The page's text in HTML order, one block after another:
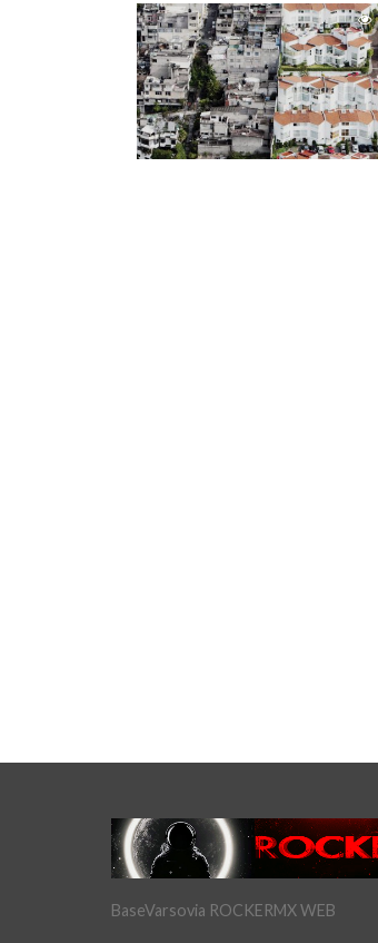
BaseVarsovia ROCKERMX WEB